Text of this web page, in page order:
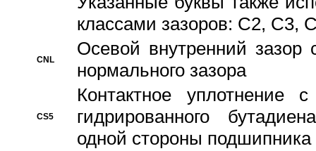
классами зазоров: С2,
CNL
Осевой внутренний зазор
нормального зазора
CS5
Контактное уплотнение
гидрированного
одной стороны подшипника